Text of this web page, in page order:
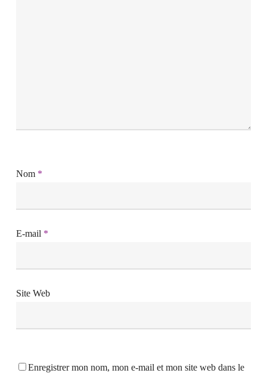
Nom *
E-mail *
Site Web
Enregistrer mon nom, mon e-mail et mon site web dans le